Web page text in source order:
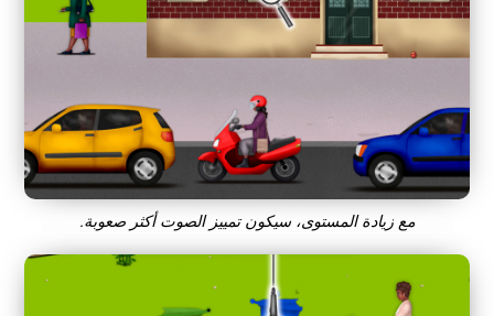
مع زيادة المستوى، سيكون تمييز الصوت أكثر صعوبة.